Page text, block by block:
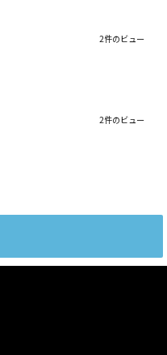
2件のビュー
2件のビュー